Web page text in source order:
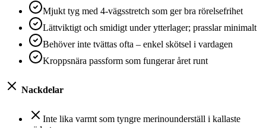
Mjukt tyg med 4‑vägsstretch som ger bra rörelsefrihet
Lättviktigt och smidigt under ytterlager; prasslar minimalt
Behöver inte tvättas ofta – enkel skötsel i vardagen
Kroppsnära passform som fungerar året runt
Nackdelar
Inte lika varmt som tyngre merinounderställ i kallaste